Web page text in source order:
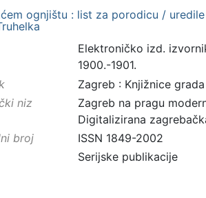
ognjištu : list za porodicu /
Elektroničko izd.
1900.-1901.
Zagreb : Knjižnice
niz
Zagreb na pragu
Digitalizirana
broj
ISSN 1849-2002
Serijske publikacije